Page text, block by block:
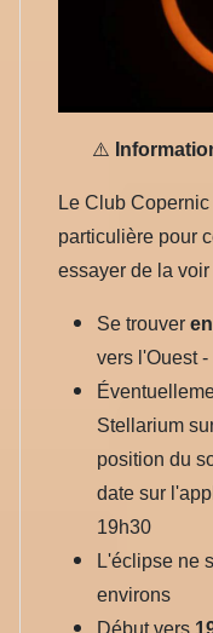
⚠️
Le Club
particulière pour
essayer de la voir
Se trouver
vers l'Ouest
Stellarium
position du
date sur
19h30
L'éclipse ne
environs